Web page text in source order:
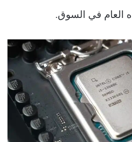
العام في السوق.